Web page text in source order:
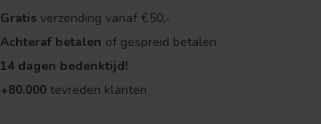
Gratis verzending vanaf €50,-
Achteraf betalen of gespreid betalen
14 dagen bedenktijd!
+80.000 tevreden klanten